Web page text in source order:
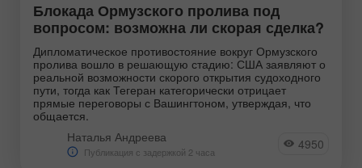
Блокада Ормузского пролива под
вопросом: возможна ли скорая сделка?
Дипломатическое противостояние вокруг Ормузского
пролива вошло в решающую стадию: США заявляют о
реальной возможности скорого открытия судоходного
пути, тогда как Тегеран категорически отрицает
прямые переговоры с Вашингтоном, утверждая, что
общается.
Наталья Андреева
Публикация с задержкой 2 часа 4950